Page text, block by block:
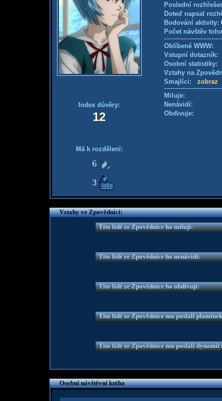
Index důvěry:
12
Má k rozdělení:
6
3
Poslední
Doteď napsal
Bodování aktivity:
Počet návštěv
Oblíbené WWW:
Vstupní
Osobní
Vztahy na
Smajlíci: zobraz
Miluje:
Nenávidí:
Obdivuje:
Vztahy ve Zpovědnici:
Tito lidé ze Zpovědnice ho milují:
Tito lidé ze Zpovědnice ho nenávidí:
Tito lidé ze Zpovědnice ho obdivují:
Tito lidé ze Zpovědnice mu poslali
Tito lidé ze Zpovědnice mu poslali dynamit
Osobní návštěvní kniha